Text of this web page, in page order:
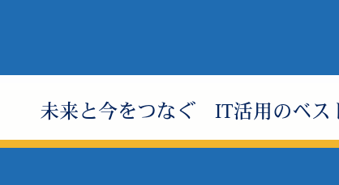
未来と今をつなぐ IT活用のベス
カスタマイズ自由自在“伴走型” 情